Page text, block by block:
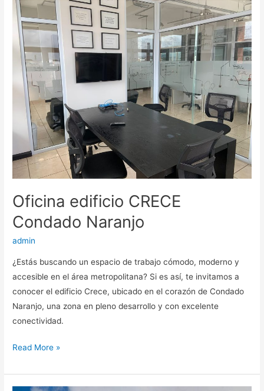
Oficina edificio CRECE
Condado Naranjo
admin
¿Estás buscando un espacio de trabajo cómodo, moderno y
accesible en el área metropolitana? Si es así, te invitamos a
conocer el edificio Crece, ubicado en el corazón de Condado
Naranjo, una zona en pleno desarrollo y con excelente
conectividad.
Oficina
edificio
CRECE
Condado
Naranjo
Read More »